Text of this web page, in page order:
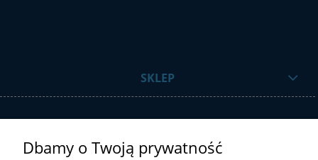
SKLEP
Dbamy o Twoją prywatność